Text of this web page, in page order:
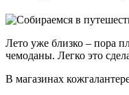
Лето уже близко – пора
чемоданы. Легко это
В магазинах